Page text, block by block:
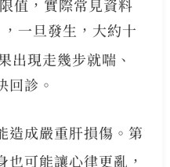
值，實際常見資料
一旦發生，大約十
出現走幾步就喘、
回診。
造成嚴重肝損傷。第
也可能讓心律更亂，